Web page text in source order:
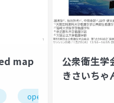
map
openstreetmap
公衆衛生学
きさいちゃ